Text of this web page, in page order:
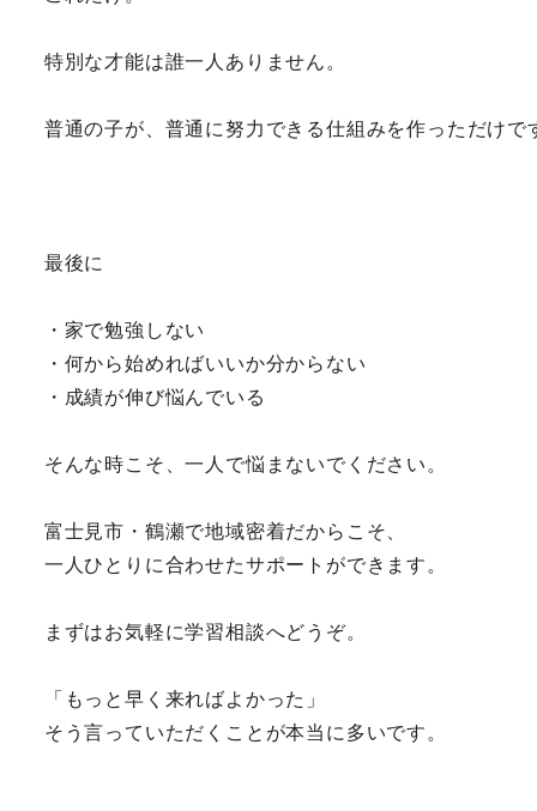
特別な才能は誰一人ありません。
普通の子が、普通に努力できる仕組みを作っただけで
最後に
・家で勉強しない
・何から始めればいいか分からない
・成績が伸び悩んでいる
そんな時こそ、一人で悩まないでください。
富士見市・鶴瀬で地域密着だからこそ、
一人ひとりに合わせたサポートができます。
まずはお気軽に学習相談へどうぞ。
「もっと早く来ればよかった」
そう言っていただくことが本当に多いです。